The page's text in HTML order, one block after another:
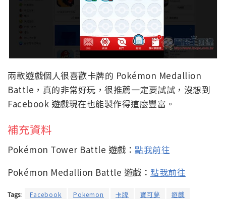
兩款遊戲個人很喜歡卡牌的 Pokémon Medallion
Battle，真的非常好玩，很推薦一定要試試，沒想到
Facebook 遊戲現在也能製作得這麼豐富。
補充資料
Pokémon Tower Battle 遊戲： 點我前往
Pokémon Medallion Battle 遊戲： 點我前往
Tags: Facebook Pokemon 卡牌 寶可夢 遊戲